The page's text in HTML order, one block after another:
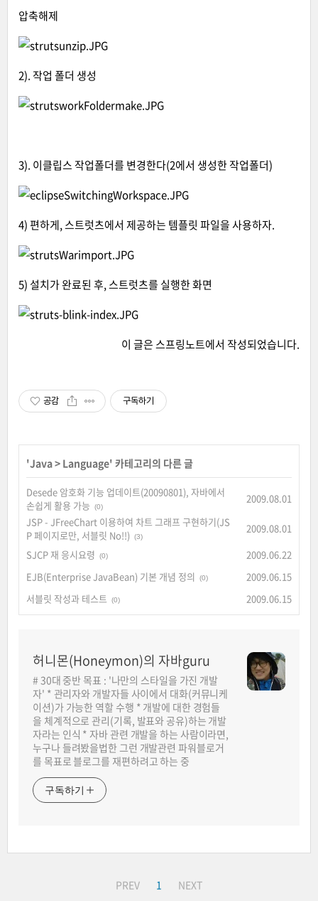
압축해제
2). 작업 폴더 생성
3). 이클립스 작업폴더를 변경한다(2에서 생성한 작업폴더)
4) 편하게, 스트럿츠에서 제공하는 템플릿 파일을 사용하자.
5) 설치가 완료된 후, 스트럿츠를 실행한 화면
이 글은스프링노트에서 작성되었습니다.
공감 구독하기
'Java> Language' 카테고리의 다른 글
Desede 암호화 기능 업데이트(20090801), 자바에서
손쉽게 활용 가능
(0)
2009.08.01
JSP - JFreeChart 이용하여 차트 그래프 구현하기(JS
P 페이지로만, 서블릿 No!!)
(3)
2009.08.01
SJCP 재 응시요령
(0)
2009.06.22
EJB(Enterprise JavaBean) 기본 개념 정의
(0)
2009.06.15
서블릿 작성과 테스트
(0) 2009.06.15
허니몬(Honeymon)의 자바guru
# 30대 중반 목표 : '나만의 스타일을 가진 개발
자' * 관리자와 개발자들 사이에서 대화(커뮤니케
이션)가 가능한 역할 수행 * 개발에 대한 경험들
을 체계적으로 관리(기록, 발표와 공유)하는 개발
자라는 인식 * 자바 관련 개발을 하는 사람이라면,
누구나 들려봤을법한 그런 개발관련 파워블로거
를 목표로 블로그를 재편하려고 하는 중
구독하기
PREV 1 NEXT